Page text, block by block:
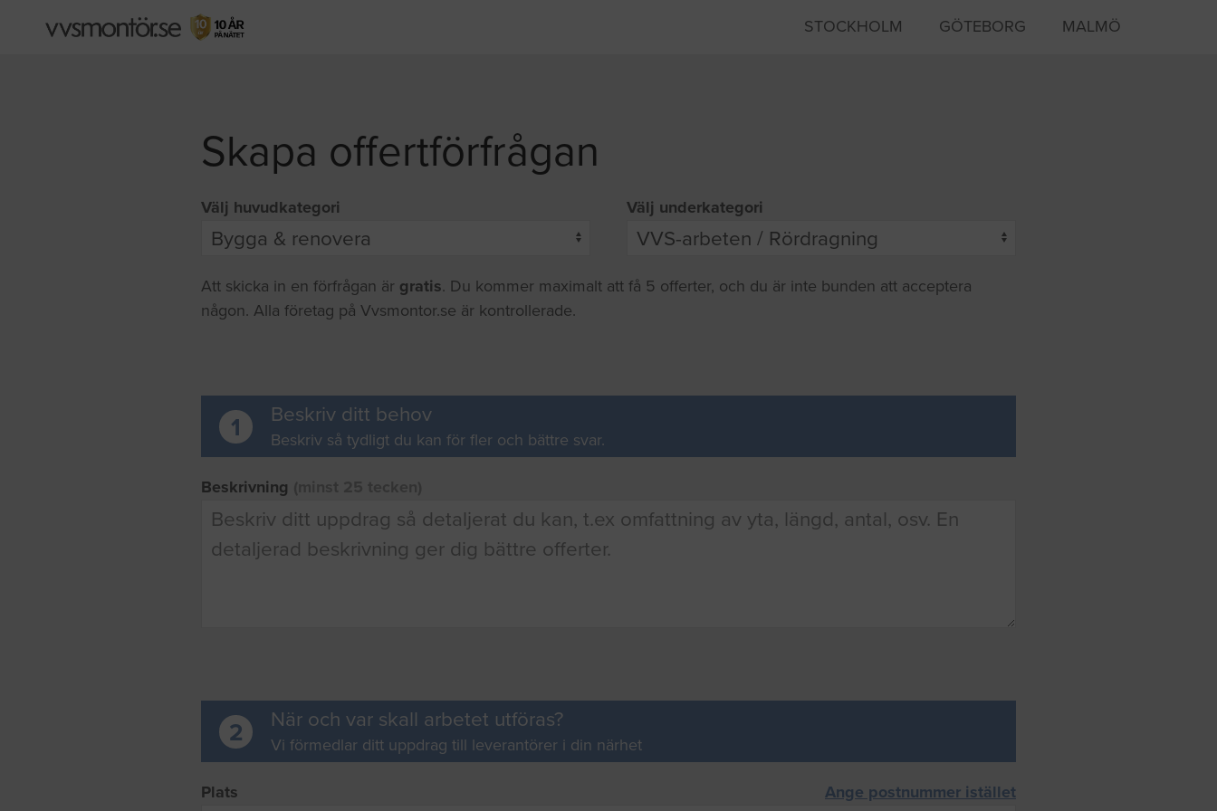
STOCKHOLM GÖTEBORG MALMÖ
Skapa offertförfrågan
Välj huvudkategori Välj underkategori
Att skicka in en förfrågan är gratis. Du kommer maximalt att få 5 offerter, och du är inte bunden att acceptera
någon. Alla företag på Vvsmontor.se är kontrollerade.
1 Beskriv ditt behov
Beskriv så tydligt du kan för fler och bättre svar.
Beskrivning
2 När och var skall arbetet utföras?
Vi förmedlar ditt uppdrag till leverantörer i din närhet
Plats Ange postnummer istället